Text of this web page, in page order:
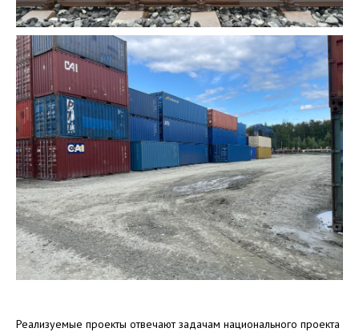
Реализуемые проекты отвечают задачам национального проекта